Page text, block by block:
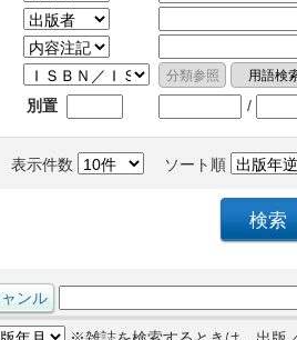
別置 /
表示件数 ソート順